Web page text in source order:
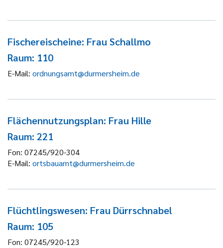
Fischereischeine: Frau Schallmo
Raum: 110
E-Mail: ordnungsamt@durmersheim.de
Flächennutzungsplan: Frau Hille
Raum: 221
Fon: 07245/920-304
E-Mail: ortsbauamt@durmersheim.de
Flüchtlingswesen: Frau Dürrschnabel
Raum: 105
Fon: 07245/920-123